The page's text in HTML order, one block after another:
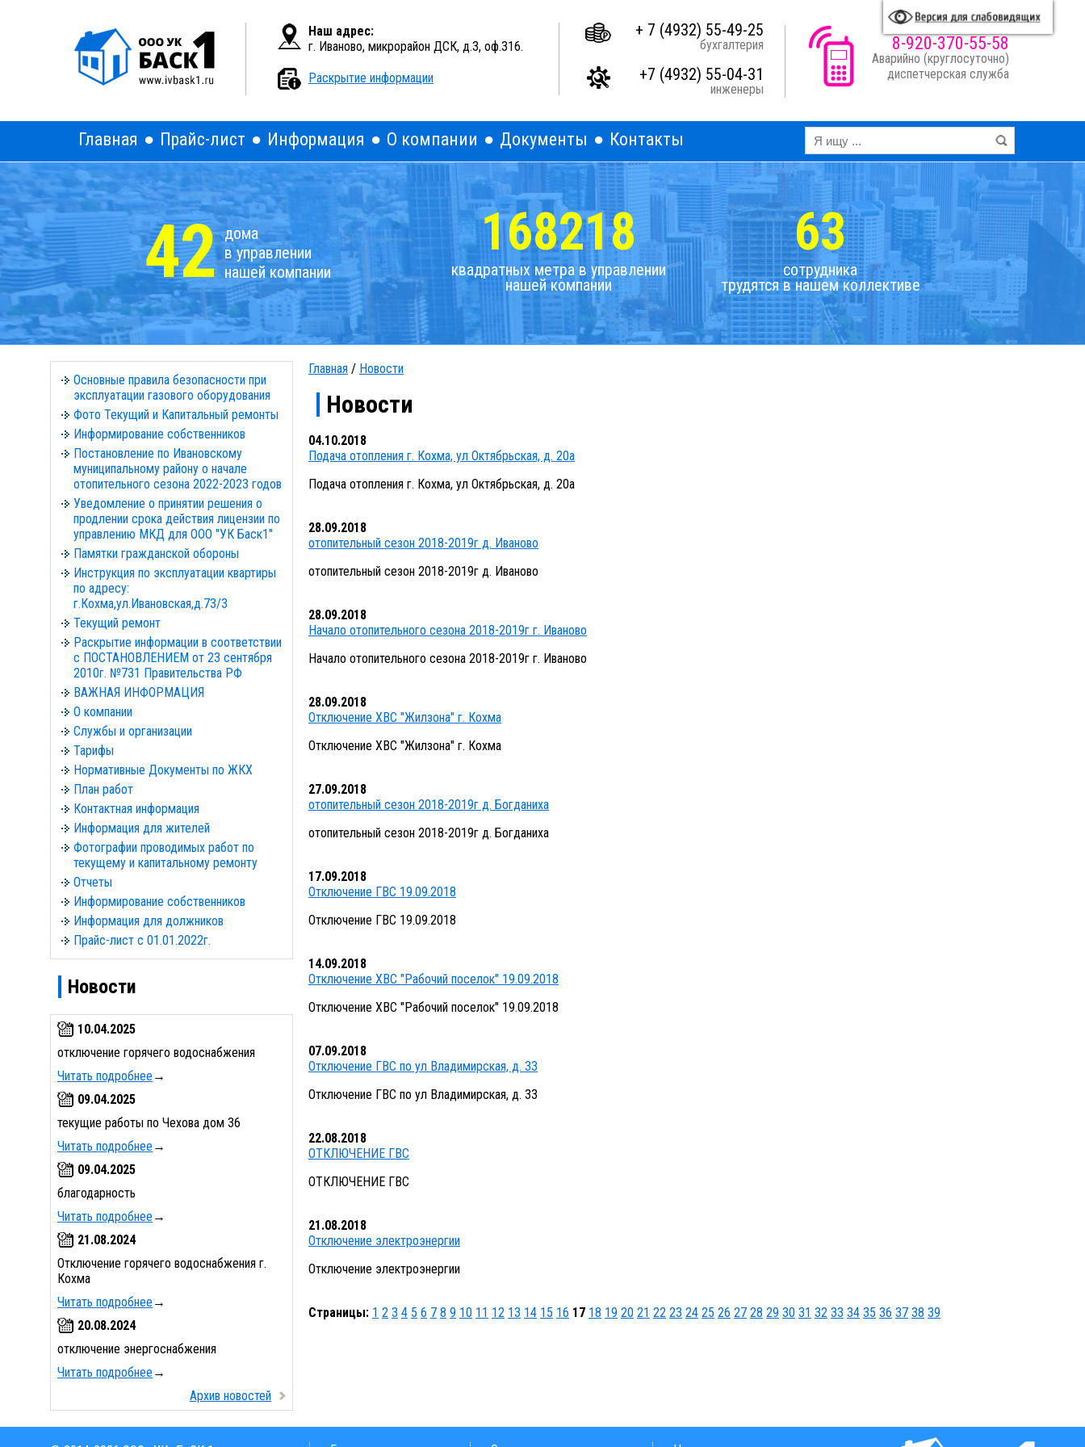
Наш адрес:
г. Иваново, микрорайон ДСК, д.3, оф.316.
Раскрытие информации
+ 7 (4932) 55-49-25
бухгалтерия
+7 (4932) 55-04-31
инженеры
8-920-370-55-58
Аварийно (круглосуточно)
диспетчерская служба
Главная Прайс-лист Информация О компании Документы Контакты
42 дома
в управлении
нашей компании
168218
квадратных метра в управлении
нашей компании
63
сотрудника
трудятся в нашем коллективе
Основные правила безопасности при
эксплуатации газового оборудования
Фото Текущий и Капитальный ремонты
Информирование собственников
Постановление по Ивановскому
муниципальному району о начале
отопительного сезона 2022-2023 годов
Уведомление о принятии решения о
продлении срока действия лицензии по
управлению МКД для ООО "УК Баск1"
Памятки гражданской обороны
Инструкция по эксплуатации квартиры
по адресу:
г.Кохма,ул.Ивановская,д.73/3
Текущий ремонт
Раскрытие информации в соответствии
с ПОСТАНОВЛЕНИЕМ от 23 сентября
2010г. №731 Правительства РФ
ВАЖНАЯ ИНФОРМАЦИЯ
О компании
Службы и организации
Тарифы
Нормативные Документы по ЖКХ
План работ
Контактная информация
Информация для жителей
Фотографии проводимых работ по
текущему и капитальному ремонту
Отчеты
Информирование собственников
Информация для должников
Прайс-лист с 01.01.2022г.
Новости
10.04.2025
отключение горячего водоснабжения
Читать подробнее →
09.04.2025
текущие работы по Чехова дом 36
Читать подробнее →
09.04.2025
благодарность
Читать подробнее →
21.08.2024
Отключение горячего водоснабжения г.
Кохма
Читать подробнее →
20.08.2024
отключение энергоснабжения
Читать подробнее →
Архив новостей
Главная / Новости
Новости
04.10.2018
Подача отопления г. Кохма, ул Октябрьская, д. 20а
Подача отопления г. Кохма, ул Октябрьская, д. 20а
28.09.2018
отопительный сезон 2018-2019г д. Иваново
отопительный сезон 2018-2019г д. Иваново
28.09.2018
Начало отопительного сезона 2018-2019г г. Иваново
Начало отопительного сезона 2018-2019г г. Иваново
28.09.2018
Отключение ХВС "Жилзона" г. Кохма
Отключение ХВС "Жилзона" г. Кохма
27.09.2018
отопительный сезон 2018-2019г д. Богданиха
отопительный сезон 2018-2019г д. Богданиха
17.09.2018
Отключение ГВС 19.09.2018
Отключение ГВС 19.09.2018
14.09.2018
Отключение ХВС "Рабочий поселок" 19.09.2018
Отключение ХВС "Рабочий поселок" 19.09.2018
07.09.2018
Отключение ГВС по ул Владимирская, д. 33
Отключение ГВС по ул Владимирская, д. 33
22.08.2018
ОТКЛЮЧЕНИЕ ГВС
ОТКЛЮЧЕНИЕ ГВС
21.08.2018
Отключение электроэнергии
Отключение электроэнергии
Страницы: 1 2 3 4 5 6 7 8 9 10 11 12 13 14 15 16 17 18 19 20 21 22 23 24 25 26 27 28 29 30 31 32 33 34 35 36 37 38 39